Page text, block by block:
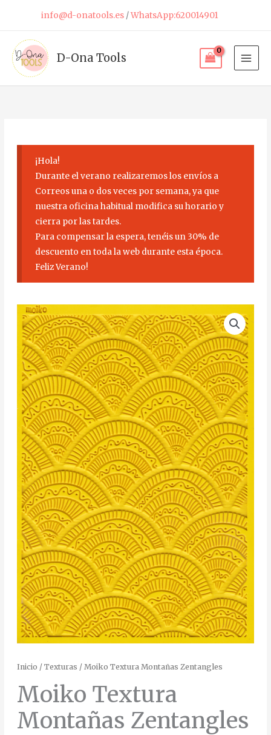
contenido
info@d-onatools.es/WhatsApp:620014901
D-Ona Tools
¡Hola!
Durante el verano realizaremos los envíos a
Correos una o dos veces por semana, ya que
nuestra oficina habitual modifica su horario y
cierra por las tardes.
Para compensar la espera, tenéis un 30% de
descuento en toda la web durante esta época.
Feliz Verano!
Inicio / Texturas / Moiko Textura Montañas Zentangles
Moiko Textura
Montañas Zentangles
Moiko
Textura
Montañas
Zentangles
cantidad